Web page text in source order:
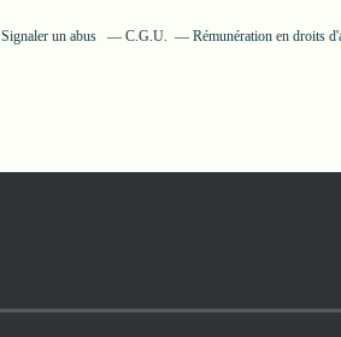
Signaler un abus C.G.U. Rémunération en droits